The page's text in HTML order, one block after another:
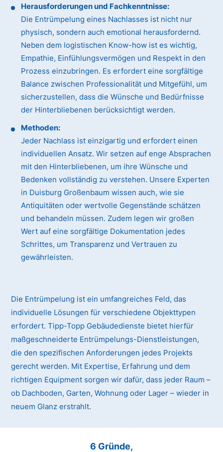
Herausforderungen und Fachkenntnisse:
Die Entrümpelung eines Nachlasses ist nicht nur
physisch, sondern auch emotional herausfordernd.
Neben dem logistischen Know-how ist es wichtig,
Empathie, Einfühlungsvermögen und Respekt in den
Prozess einzubringen. Es erfordert eine sorgfältige
Balance zwischen Professionalität und Mitgefühl, um
sicherzustellen, dass die Wünsche und Bedürfnisse
der Hinterbliebenen berücksichtigt werden.
Methoden:
Jeder Nachlass ist einzigartig und erfordert einen
individuellen Ansatz. Wir setzen auf enge Absprachen
mit den Hinterbliebenen, um ihre Wünsche und
Bedenken vollständig zu verstehen. Unsere Experten
in Duisburg Großenbaum wissen auch, wie sie
Antiquitäten oder wertvolle Gegenstände schätzen
und behandeln müssen. Zudem legen wir großen
Wert auf eine sorgfältige Dokumentation jedes
Schrittes, um Transparenz und Vertrauen zu
gewährleisten.
Die Entrümpelung ist ein umfangreiches Feld, das
individuelle Lösungen für verschiedene Objekttypen
erfordert. Tipp-Topp Gebäudedienste bietet hierfür
maßgeschneiderte Entrümpelungs-Dienstleistungen,
die den spezifischen Anforderungen jedes Projekts
gerecht werden. Mit Expertise, Erfahrung und dem
richtigen Equipment sorgen wir dafür, dass jeder Raum –
ob Dachboden, Garten, Wohnung oder Lager – wieder in
neuem Glanz erstrahlt.
6 Gründe,